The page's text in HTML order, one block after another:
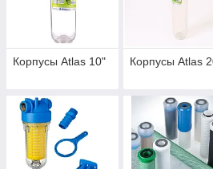
Корпусы Atlas 10" Корпусы Atlas